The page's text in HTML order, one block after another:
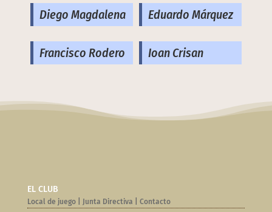
Diego Magdalena Eduardo Márquez
Francisco Rodero Ioan Crisan
EL CLUB
Local de juego| Junta Directiva Contacto